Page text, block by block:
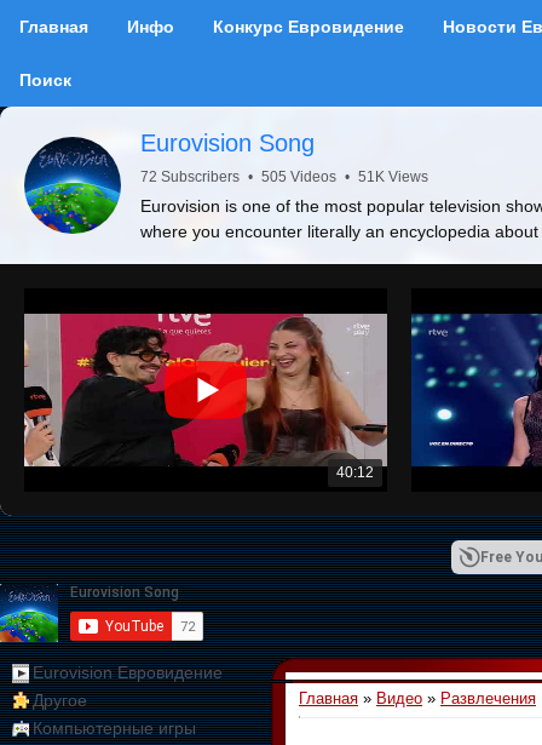
Главная Инфо Конкурс Евровидение Новости
Поиск
Eurovision Song
72 Subscribers • 505 Videos • 51K Views
Eurovision is one of the most popular television
where you encounter literally an encyclopedia
40:12
Free
Eurovision Евровидение
Другое
Компьютерные игры
Главная » Видео » Развлечения